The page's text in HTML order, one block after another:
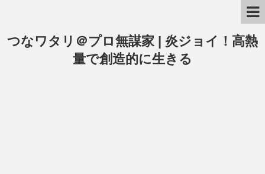
つなワタリ＠プロ無謀家 | 炎ジョイ！高熱
量で創造的に生きる